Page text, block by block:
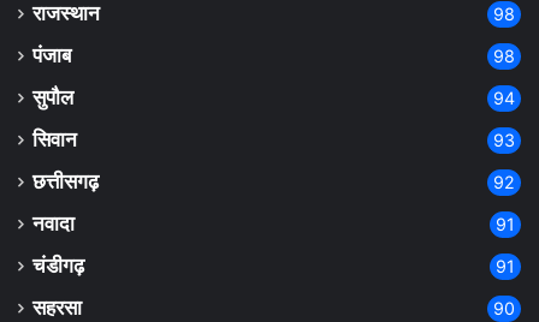
राजस्थान 98
पंजाब 98
सुपौल 94
सिवान 93
छत्तीसगढ़ 92
नवादा 91
चंडीगढ़ 91
सहरसा 90